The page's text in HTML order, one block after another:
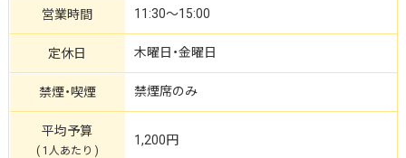
営業時間 11:30～15:00
定休日 木曜日・金曜日
禁煙・喫煙 禁煙席のみ
平均予算
( 1人あたり )
1,200円